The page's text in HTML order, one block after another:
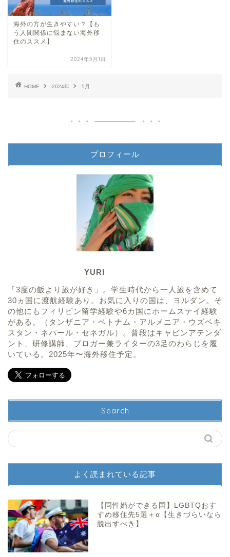
海外の方が生きやすい？【も
う人間関係に悩まない海外移
住のススメ】
2024年5月1日
HOME 2024年 5月
プロフィール
YURI
「3度の飯より旅が好き」。学生時代から一人旅を含めて
30ヵ国に渡航経験あり。お気に入りの国は、ヨルダン。そ
の他にもフィリピン留学経験や6カ国にホームステイ経験
がある。（タンザニア・ベトナム・アルメニア・ウズベキ
スタン・ネパール・セネガル）。普段はキャビンアテンダ
ント、研修講師、ブロガー兼ライターの3足のわらじを履
いている。2025年〜海外移住予定。
Search
よく読まれている記事
1
【同性婚ができる国】LGBTQおす
すめ移住先5選＋α【生きづらいなら
脱出すべき】